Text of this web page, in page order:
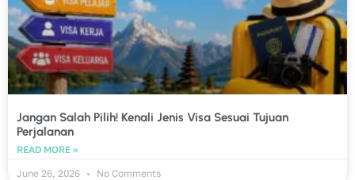
Jangan Salah Pilih! Kenali Jenis Visa Sesuai Tujuan
Perjalanan
READ MORE »
June 26, 2026
No Comments